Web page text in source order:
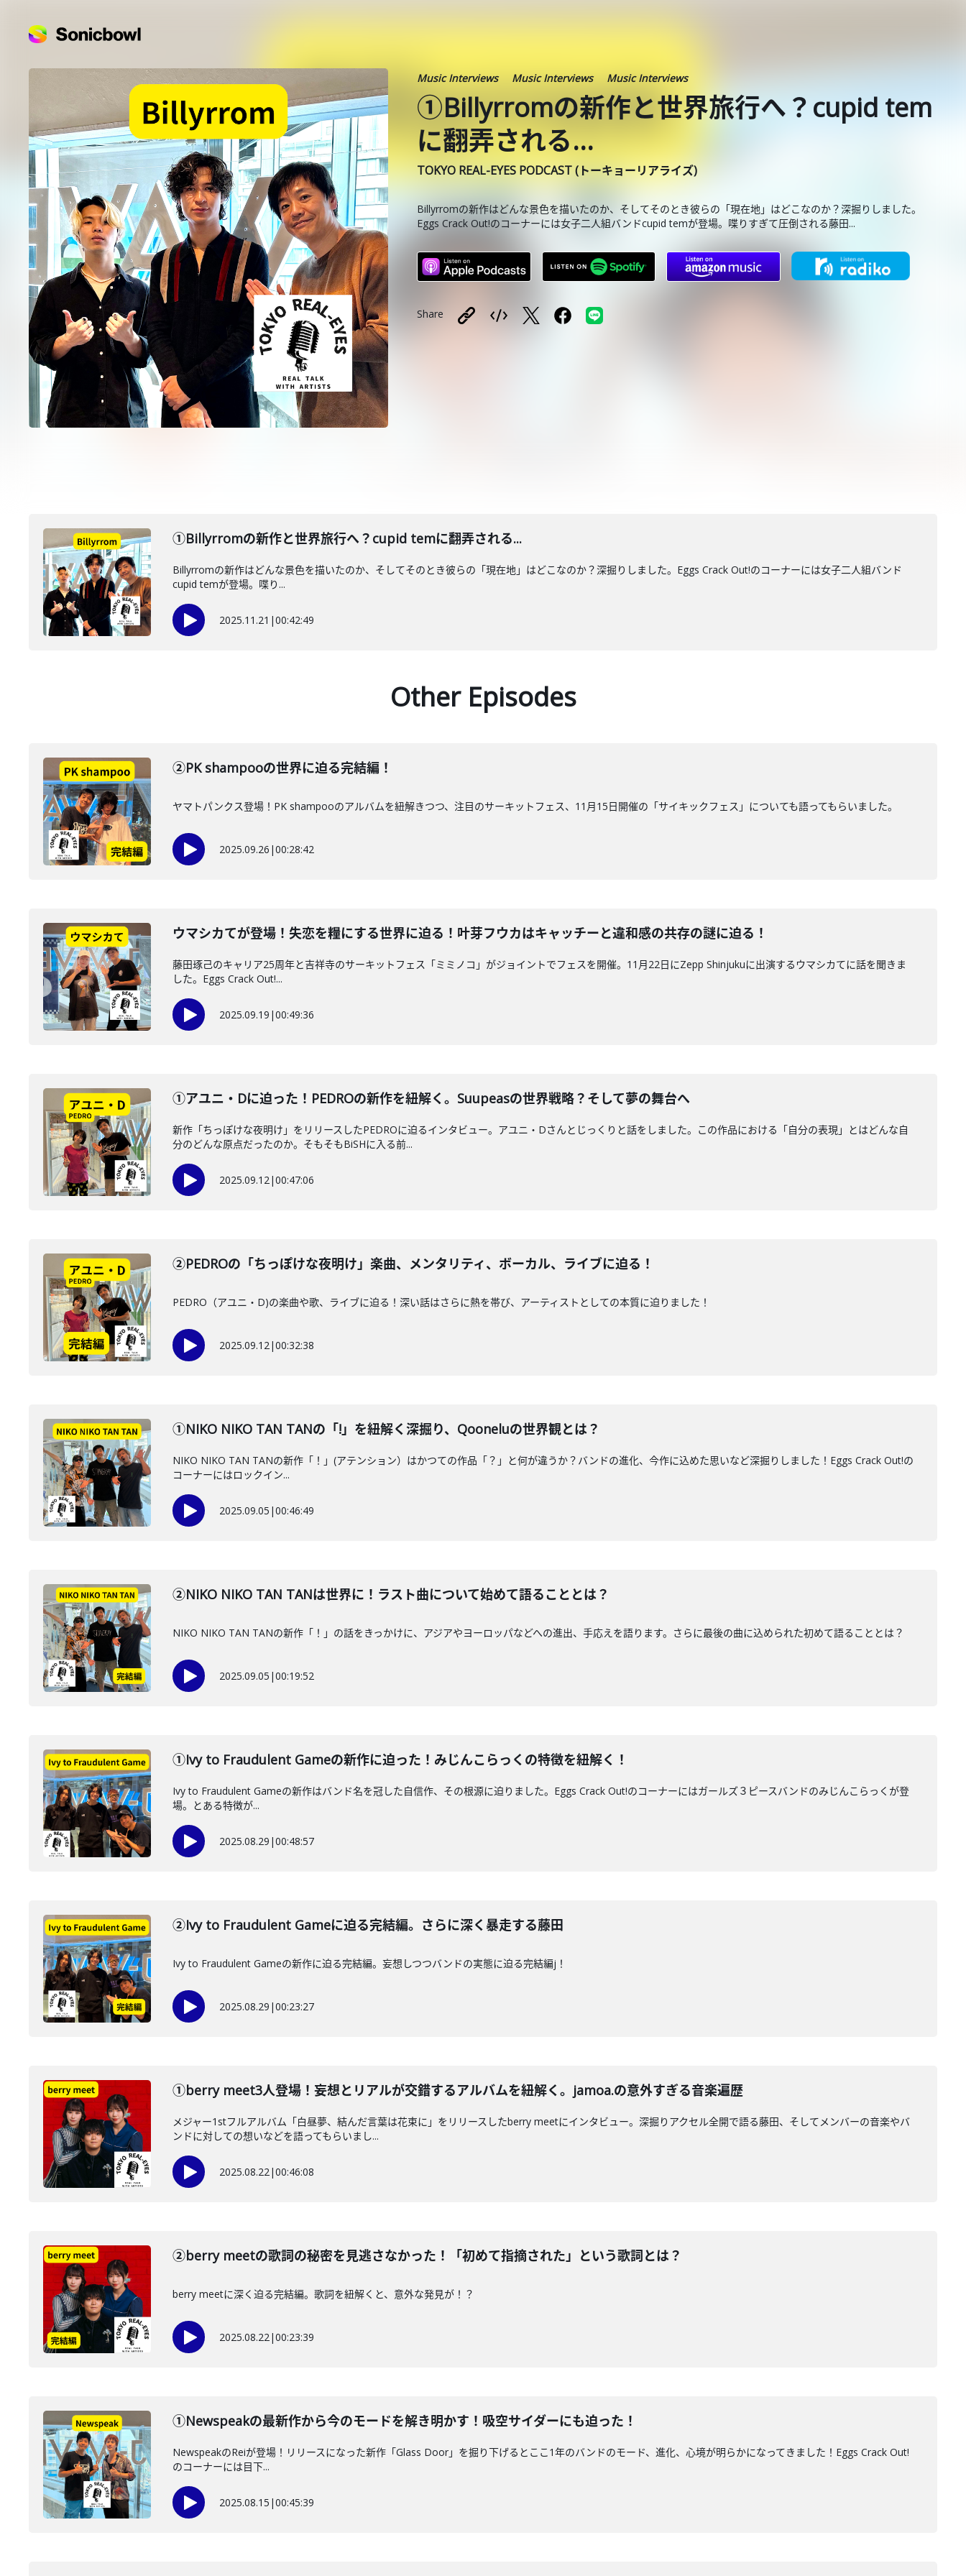
Music Interviews Music Interviews Music Interviews
①Billyrromの新作と世界旅行へ？cupid tem
に翻弄される...
TOKYO REAL-EYES PODCAST (トーキョーリアライズ)
Billyrromの新作はどんな景色を描いたのか、そしてそのとき彼らの「現在地」はどこなのか？深掘りしました。
Eggs Crack Out!のコーナーには女子二人組バンドcupid temが登場。喋りすぎて圧倒される藤田...
Share
①Billyrromの新作と世界旅行へ？cupid temに翻弄される...
Billyrromの新作はどんな景色を描いたのか、そしてそのとき彼らの「現在地」はどこなのか？深掘りしました。Eggs Crack Out!のコーナーには女子二人組バンド
cupid temが登場。喋り...
2025.11.21 |00:42:49
Other Episodes
②PK shampooの世界に迫る完結編！
ヤマトパンクス登場！PK shampooのアルバムを紐解きつつ、注目のサーキットフェス、11月15日開催の「サイキックフェス」についても語ってもらいました。
2025.09.26 |00:28:42
ウマシカてが登場！失恋を糧にする世界に迫る！叶芽フウカはキャッチーと違和感の共存の謎に迫る！
藤田琢己のキャリア25周年と吉祥寺のサーキットフェス「ミミノコ」がジョイントでフェスを開催。11月22日にZepp Shinjukuに出演するウマシカてに話を聞きま
した。Eggs Crack Out!...
2025.09.19 |00:49:36
①アユニ・Dに迫った！PEDROの新作を紐解く。Suupeasの世界戦略？そして夢の舞台へ
新作「ちっぽけな夜明け」をリリースしたPEDROに迫るインタビュー。アユニ・Dさんとじっくりと話をしました。この作品における「自分の表現」とはどんな自
分のどんな原点だったのか。そもそもBiSHに入る前...
2025.09.12|00:47:06
②PEDROの「ちっぽけな夜明け」楽曲、メンタリティ、ボーカル、ライブに迫る！
PEDRO（アユニ・D)の楽曲や歌、ライブに迫る！深い話はさらに熱を帯び、アーティストとしての本質に迫りました！
2025.09.12|00:32:38
①NIKO NIKO TAN TANの「!」を紐解く深掘り、Qooneluの世界観とは？
NIKO NIKO TAN TANの新作「！」(アテンション）はかつての作品「？」と何が違うか？バンドの進化、今作に込めた思いなど深掘りしました！Eggs Crack Out!の
コーナーにはロックイン...
2025.09.05 |00:46:49
②NIKO NIKO TAN TANは世界に！ラスト曲について始めて語ることとは？
NIKO NIKO TAN TANの新作「！」の話をきっかけに、アジアやヨーロッパなどへの進出、手応えを語ります。さらに最後の曲に込められた初めて語ることとは？
2025.09.05 |00:19:52
①Ivy to Fraudulent Gameの新作に迫った！みじんこらっくの特徴を紐解く！
Ivy to Fraudulent Gameの新作はバンド名を冠した自信作、その根源に迫りました。Eggs Crack Out!のコーナーにはガールズ３ピースバンドのみじんこらっくが登
場。とある特徴が...
2025.08.29 |00:48:57
②Ivy to Fraudulent Gameに迫る完結編。さらに深く暴走する藤田
Ivy to Fraudulent Gameの新作に迫る完結編。妄想しつつバンドの実態に迫る完結編j！
2025.08.29 |00:23:27
①berry meet3人登場！妄想とリアルが交錯するアルバムを紐解く。jamoa.の意外すぎる音楽遍歴
メジャー1stフルアルバム「白昼夢、結んだ言葉は花束に」をリリースしたberry meetにインタビュー。深掘りアクセル全開で語る藤田、そしてメンバーの音楽やバ
ンドに対しての想いなどを語ってもらいまし...
2025.08.22|00:46:08
②berry meetの歌詞の秘密を見逃さなかった！「初めて指摘された」という歌詞とは？
berry meetに深く迫る完結編。歌詞を紐解くと、意外な発見が！？
2025.08.22|00:23:39
①Newspeakの最新作から今のモードを解き明かす！吸空サイダーにも迫った！
NewspeakのReiが登場！リリースになった新作「Glass Door」を掘り下げるとここ1年のバンドのモード、進化、心境が明らかになってきました！Eggs Crack Out!
のコーナーには目下...
2025.08.15 |00:45:39